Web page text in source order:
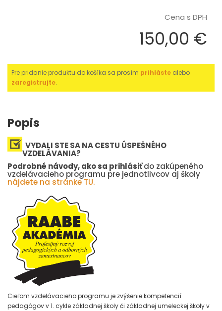
Cena s DPH
150,00 €
Pre pridanie produktu do košíka sa prosím prihláste alebo
zaregistrujte.
Popis
VYDALI STE SA NA CESTU ÚSPEŠNÉHO
VZDELÁVANIA?
Podrobné návody, ako sa prihlásiťdo zakúpeného
vzdelávacieho programu pre jednotlivcov aj školy
nájdete na stránke TU.
Cieľom vzdelávacieho programu je zvýšenie kompetencií
pedagógov v 1. cykle základnej školy či základnej umeleckej školy v